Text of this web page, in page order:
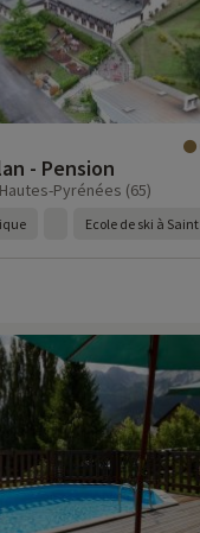
- Pension
Pyrénées (65)
Ecole de ski à